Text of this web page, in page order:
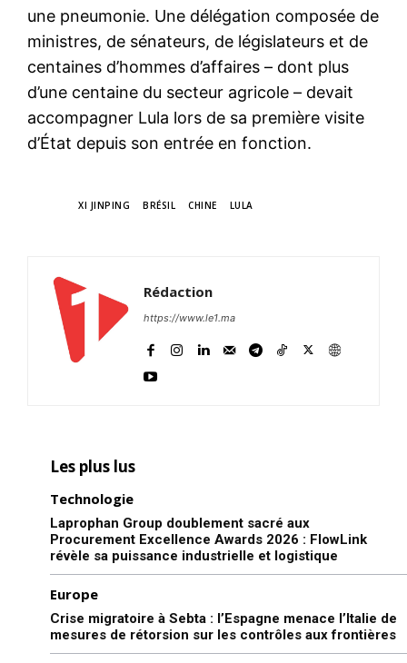
une pneumonie. Une délégation composée de
ministres, de sénateurs, de législateurs et de
centaines d’hommes d’affaires – dont plus
d’une centaine du secteur agricole – devait
accompagner Lula lors de sa première visite
d’État depuis son entrée en fonction.
XI JINPING BRÉSIL CHINE LULA
Rédaction
https://www.le1.ma
Les plus lus
Technologie
Laprophan Group doublement sacré aux
Procurement Excellence Awards 2026 : FlowLink
révèle sa puissance industrielle et logistique
Europe
Crise migratoire à Sebta : l’Espagne menace l’Italie de
mesures de rétorsion sur les contrôles aux frontières